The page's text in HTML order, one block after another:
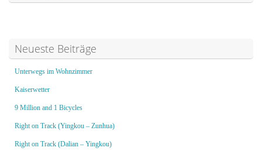
Neueste Beiträge
Unterwegs im Wohnzimmer
Kaiserwetter
9 Million and 1 Bicycles
Right on Track (Yingkou – Zunhua)
Right on Track (Dalian – Yingkou)